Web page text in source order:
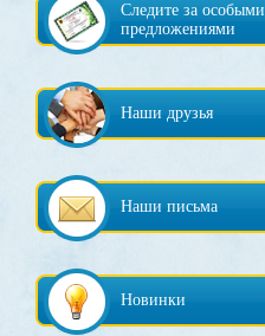
Следите за особыми
предложениями
Наши друзья
Наши письма
Новинки